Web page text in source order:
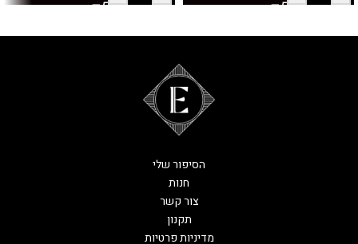
הסיפור שלי
חנות
צור קשר
תקנון
מדיניות פרטיות